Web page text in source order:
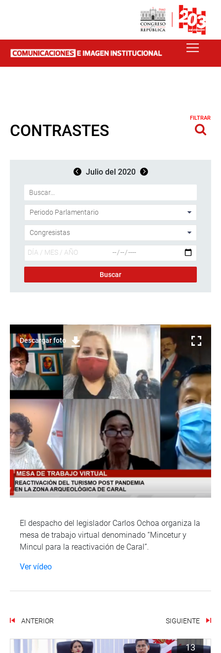
CONTRASTES
FILTRAR
Julio del 2020
Descargar foto
El despacho del legislador Carlos Ochoa organiza la
mesa de trabajo virtual denominado “Mincetur y
Mincul para la reactivación de Caral”.
Ver vídeo
ANTERIOR SIGUIENTE
13